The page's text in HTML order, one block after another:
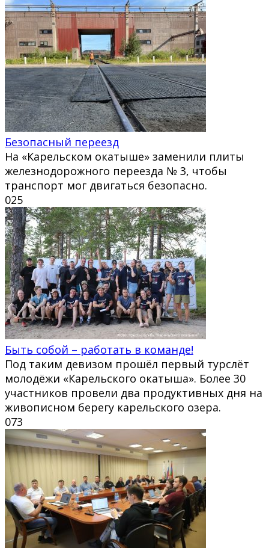
Безопасный переезд
На «Карельском окатыше» заменили плиты
железнодорожного переезда № 3, чтобы
транспорт мог двигаться безопасно.
025
Быть собой – работать в команде!
Под таким девизом прошёл первый турслёт
молодёжи «Карельского окатыша». Более 30
участников провели два продуктивных дня на
живописном берегу карельского озера.
073